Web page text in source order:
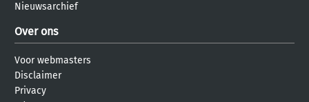
Nieuwsarchief
Over ons
Voor webmasters
Disclaimer
Privacy